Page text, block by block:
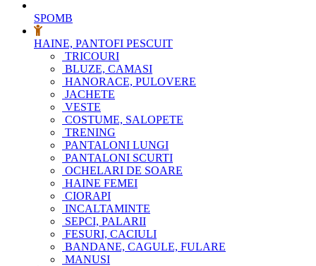
SPOMB
HAINE, PANTOFI PESCUIT
TRICOURI
BLUZE, CAMASI
HANORACE, PULOVERE
JACHETE
VESTE
COSTUME, SALOPETE
TRENING
PANTALONI LUNGI
PANTALONI SCURTI
OCHELARI DE SOARE
HAINE FEMEI
CIORAPI
INCALTAMINTE
SEPCI, PALARII
FESURI, CACIULI
BANDANE, CAGULE, FULARE
MANUSI